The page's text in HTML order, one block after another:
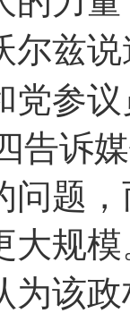
尔兹
党参
告诉
问题
大规
为该